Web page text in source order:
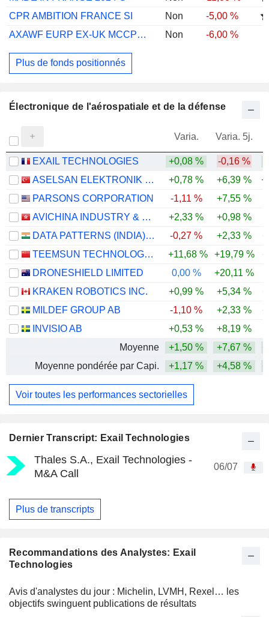
Dernier Transcript: Exail Technologies
Thales S.A., Exail Technologies -
M&A Call
06/07
Plus de transcripts
Recommandations des Analystes: Exail
Technologies
Avis d'analystes du jour : Michelin, LVMH, Rexel… les
objectifs swinguent publications de résultats
CPR AMBITION FRANCE SI
Non
-5,00 %
AXAWF EURP EX-UK MCCP F CAP EUR
Non -6,00 %
Plus de fonds positionnés
Électronique de l'aérospatiale et de la défense
Varia. Varia. 5j.
EXAIL TECHNOLOGIES +0,08 % -0,16 %
ASELSAN ELEKTRONIK SANAYI VE TICARET ANONIM SIRKETI
+0,78 % +6,39 %
PARSONS CORPORATION
-1,11 % +7,55 %
AVICHINA INDUSTRY & TECHNOLOGY COMPANY LIMITED
+2,33 % +0,98 %
DATA PATTERNS (INDIA) LIMITED
-0,27 % +2,33 %
TEEMSUN TECHNOLOGY CO.,LTD
+11,68 % +19,79 %
DRONESHIELD LIMITED
0,00 % +20,11 %
KRAKEN ROBOTICS INC.
+0,99 % +5,34 %
MILDEF GROUP AB
-1,10 % +2,33 %
INVISIO AB
+0,53 % +8,19 %
Moyenne
+1,50 % +7,67 %
Moyenne pondérée par Capi.
+1,17 % +4,58 %
Voir toutes les performances sectorielles